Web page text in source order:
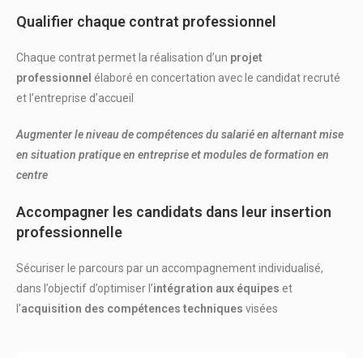
Qualifier chaque contrat professionnel
Chaque contrat permet la réalisation d’un projet
professionnel élaboré en concertation avec le candidat recruté
et l’entreprise d’accueil
Augmenter le niveau de compétences du salarié en alternantmise
en situation pratique en entreprise et modules de formation en
centre
Accompagner les candidats dans leur insertion
professionnelle
Sécuriser le parcours par un accompagnement individualisé,
dans l’objectif d’optimiser l’intégration aux équipes et
l’acquisition des compétences techniques visées